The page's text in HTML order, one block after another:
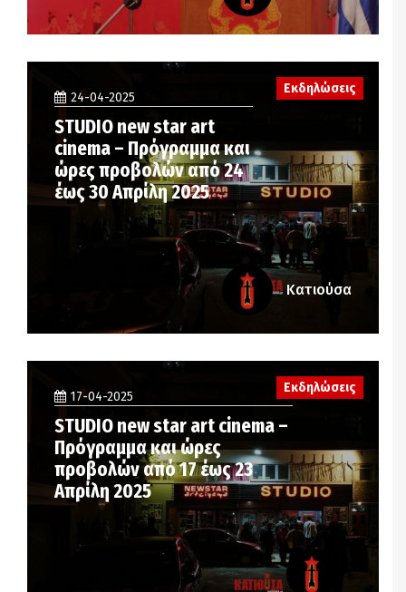
24-04-2025
STUDIO new star art
cinema – Πρόγραμμα και
ώρες προβολών από 24
έως 30 Απρίλη 2025
Εκδηλώσεις
Κατιούσα
Εκδηλώσεις
17-04-2025
STUDIO new star art cinema –
Πρόγραμμα και ώρες
προβολών από 17 έως 23
Απρίλη 2025